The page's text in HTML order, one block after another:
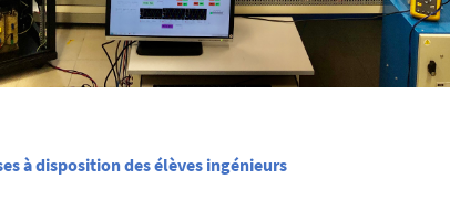
à disposition des élèves ingénieurs